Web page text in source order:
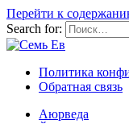
Перейти к
Search for:
Политика
Обратная связь
Аюрведа